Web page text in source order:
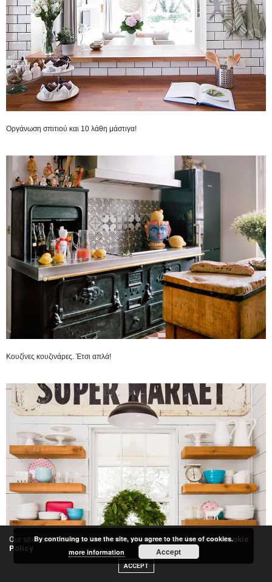
Οργάνωση σπιτιού και 10 λάθη μάστιγα!
Κουζίνες κουζινάρες. Έτσι απλά!
Our site uses cookies. Learn more about our use of cookies:Cookie
Policy
ACCEPT
By continuing to use the site, you agree to the use of cookies.
more information
Accept